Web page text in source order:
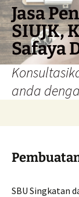
Skip
to
content
Jasa
SIUJK,
Safaya
anda
SBU Singkatan